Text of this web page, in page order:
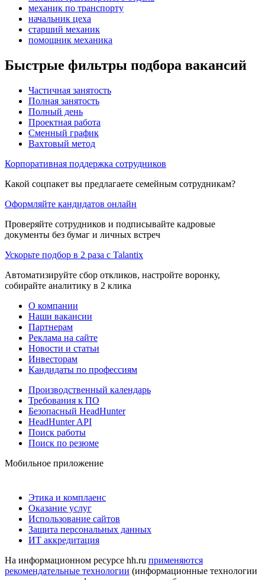
механик по транспорту
начальник цеха
старший механик
помощник механика
Быстрые фильтры подбора вакансий
Частичная занятость
Полная занятость
Полный день
Проектная работа
Сменный график
Вахтовый метод
Корпоративная поддержка сотрудников
Какой соцпакет вы предлагаете семейным сотрудникам?
Оформляйте кандидатов онлайн
Проверяйте сотрудников и подписывайте кадровые
документы без бумаг и личных встреч
Ускорьте подбор в 2 раза с Talantix
Автоматизируйте сбор откликов, настройте воронку,
собирайте аналитику в 2 клика
О компании
Наши вакансии
Партнерам
Реклама на сайте
Новости и статьи
Инвесторам
Кандидаты по профессиям
Производственный календарь
Требования к ПО
Безопасный HeadHunter
HeadHunter API
Поиск работы
Поиск по резюме
Мобильное приложение
Этика и комплаенс
Оказание услуг
Использование сайтов
Защита персональных данных
ИТ аккредитация
На информационном ресурсе hh.ru применяются
рекомендательные технологии (информационные технологии